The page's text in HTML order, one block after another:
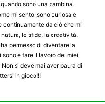
sono una bambina,
mi sento: sono curiosa e
continuamente da ciò che mi
le sfide, la creatività.
permesso di diventare la
sono e fare il lavoro dei miei
Non si deve mai aver paura di
in gioco!!!